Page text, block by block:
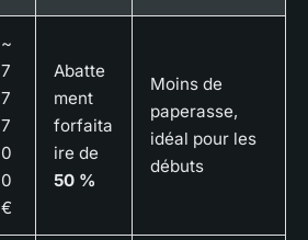
~
7
7
7
0
0
€
Abatte
ment
forfaita
ire de
50 %
Moins de
paperasse,
idéal pour les
débuts